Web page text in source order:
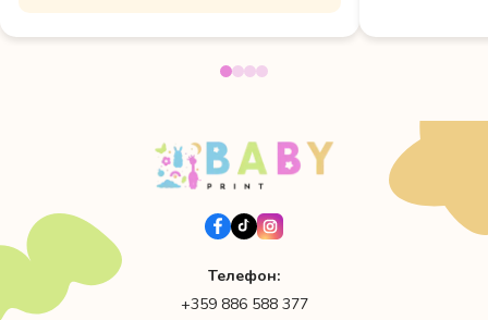
Телефон:
+359 886 588 377